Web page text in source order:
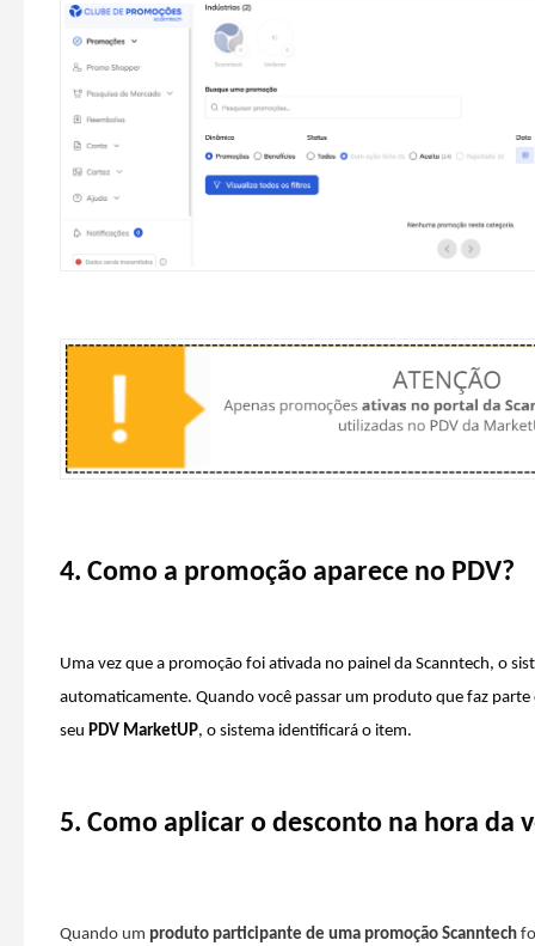
4. Como a promoção aparece no PDV?
Uma vez que a promoção foi ativada no painel da Scanntech, o
automaticamente. Quando você passar um produto que faz
seu PDV MarketUP, o sistema identificará o item.
5. Como aplicar o desconto na hora da
Quando um produto participante de uma promoção Scanntech